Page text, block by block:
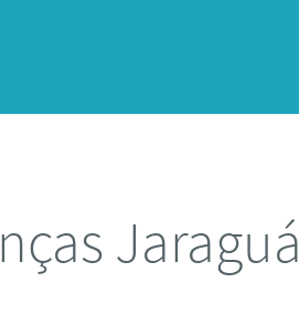
Jaraguá